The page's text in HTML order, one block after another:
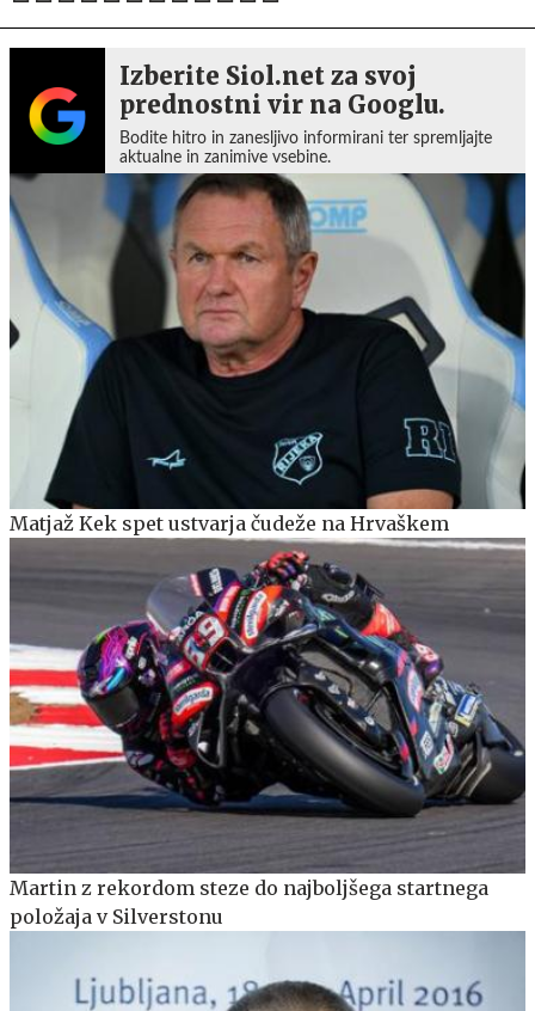
Izberite Siol.net za svoj
prednostni vir na Googlu.
Bodite hitro in zanesljivo informirani ter spremljajte
aktualne in zanimive vsebine.
Matjaž Kek spet ustvarja čudeže na Hrvaškem
Martin z rekordom steze do najboljšega startnega
položaja v Silverstonu